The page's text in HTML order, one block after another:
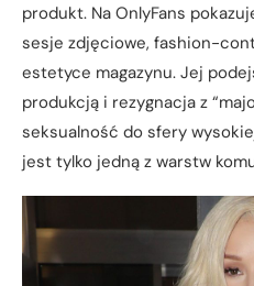
produkt. Na OnlyFans
sesje zdjęciowe, fashion-
estetyce magazynu. Jej
produkcją i rezygnacja z
seksualność do sfery
jest tylko jedną z warstw